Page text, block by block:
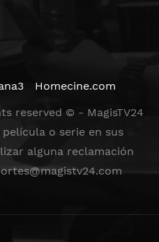
Homecine.com
reserved © - MagisTV24
o serie en sus
alguna reclamación